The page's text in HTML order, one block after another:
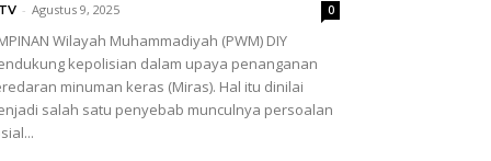
- Agustus 9, 2025 0
Wilayah Muhammadiyah (PWM) DIY
kepolisian dalam upaya penanganan
minuman keras (Miras). Hal itu dinilai
salah satu penyebab munculnya persoalan